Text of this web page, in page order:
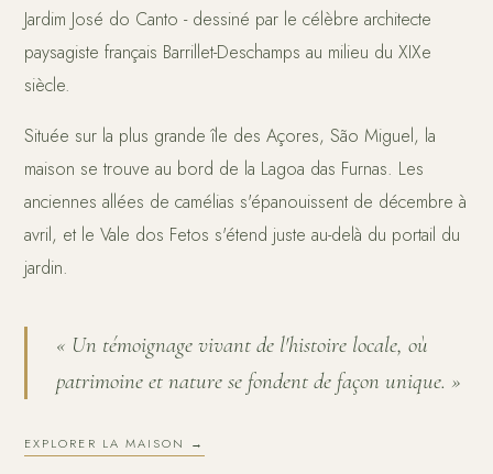
Jardim José do Canto - dessiné par le célèbre architecte
paysagiste français Barrillet-Deschamps au milieu du XIXe
siècle.
Située sur la plus grande île des Açores, São Miguel, la
maison se trouve au bord de la Lagoa das Furnas. Les
anciennes allées de camélias s'épanouissent de décembre à
avril, et le Vale dos Fetos s'étend juste au-delà du portail du
jardin.
« Un témoignage vivant de l'histoire locale, où
patrimoine et nature se fondent de façon unique. »
EXPLORER LA MAISON →